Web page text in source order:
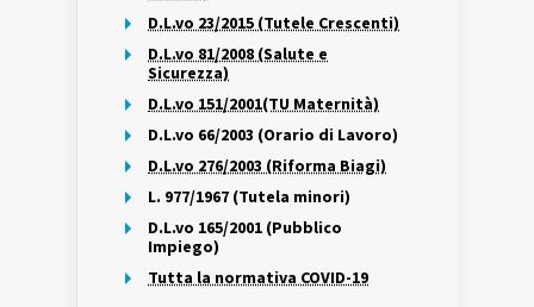
D.L.vo 23/2015 (Tutele Crescenti)
D.L.vo 81/2008 (Salute e
Sicurezza)
D.L.vo 151/2001(TU Maternità)
D.L.vo 66/2003 (Orario di Lavoro)
D.L.vo 276/2003 (Riforma Biagi)
L. 977/1967 (Tutela minori)
D.L.vo 165/2001 (Pubblico
Impiego)
Tutta la normativa COVID-19